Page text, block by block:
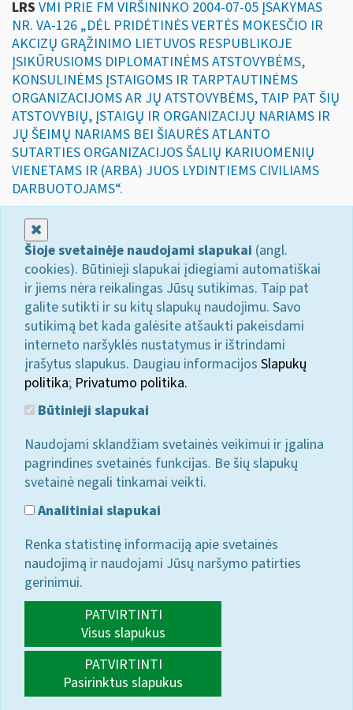
LRS VMI PRIE FM VIRŠININKO 2004-07-05 ĮSAKYMAS
NR. VA-126 „DĖL PRIDĖTINĖS VERTĖS MOKESČIO IR
AKCIZŲ GRĄŽINIMO LIETUVOS RESPUBLIKOJE
ĮSIKŪRUSIOMS DIPLOMATINĖMS ATSTOVYBĖMS,
KONSULINĖMS ĮSTAIGOMS IR TARPTAUTINĖMS
ORGANIZACIJOMS AR JŲ ATSTOVYBĖMS, TAIP PAT ŠIŲ
ATSTOVYBIŲ, ĮSTAIGŲ IR ORGANIZACIJŲ NARIAMS IR
JŲ ŠEIMŲ NARIAMS BEI ŠIAURĖS ATLANTO
SUTARTIES ORGANIZACIJOS ŠALIŲ KARIUOMENIŲ
VIENETAMS IR (ARBA) JUOS LYDINTIEMS CIVILIAMS
DARBUOTOJAMS“.
Šioje svetainėje naudojami slapukai (angl.
cookies). Būtinieji slapukai įdiegiami automatiškai
ir jiems nėra reikalingas Jūsų sutikimas. Taip pat
galite sutikti ir su kitų slapukų naudojimu. Savo
sutikimą bet kada galėsite atšaukti pakeisdami
interneto naršyklės nustatymus ir ištrindami
įrašytus slapukus. Daugiau informacijos Slapukų
politika; Privatumo politika.
Būtinieji slapukai
Naudojami sklandžiam svetainės veikimui ir įgalina
pagrindines svetainės funkcijas. Be šių slapukų
svetainė negali tinkamai veikti.
Analitiniai slapukai
Renka statistinę informaciją apie svetainės
naudojimą ir naudojami Jūsų naršymo patirties
gerinimui.
PATVIRTINTI
Visus slapukus
PATVIRTINTI
Pasirinktus slapukus